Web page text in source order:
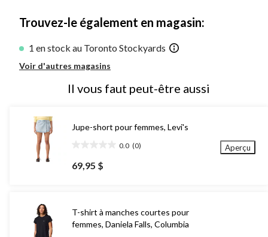
Trouvez-le également en magasin:
1 en stock au Toronto Stockyards
Voir d'autres magasins
Il vous faut peut-être aussi
Jupe-short pour femmes, Levi's
0.0 (0)
étoile(s)
sur
69,95 $
Aperçu
T-shirt à manches courtes pour
femmes, Daniela Falls, Columbia